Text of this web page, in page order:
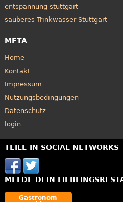
entspannung stuttgart
sauberes Trinkwasser Stuttgart
META
Home
Kontakt
Impressum
Nutzungsbedingungen
Datenschutz
login
TEILE IN SOCIAL NETWORKS
MELDE DEIN
Gastronom